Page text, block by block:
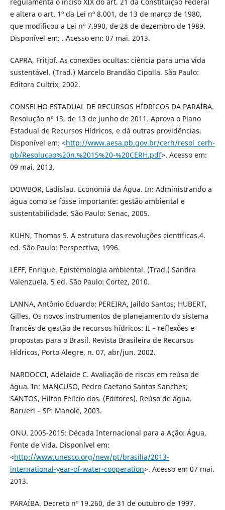
e altera o art. 1º da Lei nº 8.001, de 13 de março de 1980,
que modificou a Lei nº 7.990, de 28 de dezembro de 1989.
Disponível em: . Acesso em: 07 mai. 2013.
CAPRA, Fritjof. As conexões ocultas: ciência para uma vida
sustentável. (Trad.) Marcelo Brandão Cipolla. São Paulo:
Editora Cultrix, 2002.
CONSELHO ESTADUAL DE RECURSOS HÍDRICOS DA PARAÍBA.
Resolução nº 13, de 13 de junho de 2011. Aprova o Plano
Estadual de Recursos Hídricos, e dá outras providências.
Disponível em: <http://www.aesa.pb.gov.br/cerh/resol_cerh-
pb/Resolucao%20n.%2015%20-%20CERH.pdf>. Acesso em:
09 mai. 2013.
DOWBOR, Ladislau. Economia da Água. In: Administrando a
água como se fosse importante: gestão ambiental e
sustentabilidade. São Paulo: Senac, 2005.
KUHN, Thomas S. A estrutura das revoluções científicas.4.
ed. São Paulo: Perspectiva, 1996.
LEFF, Enrique. Epistemologia ambiental. (Trad.) Sandra
Valenzuela. 5 ed. São Paulo: Cortez, 2010.
LANNA, Antônio Eduardo; PEREIRA, Jaildo Santos; HUBERT,
Gilles. Os novos instrumentos de planejamento do sistema
francês de gestão de recursos hídricos: II – reflexões e
propostas para o Brasil. Revista Brasileira de Recursos
Hídricos, Porto Alegre, n. 07, abr/jun. 2002.
NARDOCCI, Adelaide C. Avaliação de riscos em reúso de
água. In: MANCUSO, Pedro Caetano Santos Sanches;
SANTOS, Hilton Felício dos. (Editores). Reúso de água.
Barueri – SP: Manole, 2003.
ONU. 2005-2015: Década Internacional para a Ação: Água,
Fonte de Vida. Disponível em:
<http://www.unesco.org/new/pt/brasilia/2013-
international-year-of-water-cooperation>. Acesso em 07 mai.
2013.
PARAÍBA. Decreto nº 19.260, de 31 de outubro de 1997.